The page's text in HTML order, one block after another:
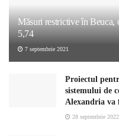
Măsuri restrictive în Beuca,
5,74
7 septembrie 2021
Proiectul
sistemului de
Alexandria va
28 septembrie 2022